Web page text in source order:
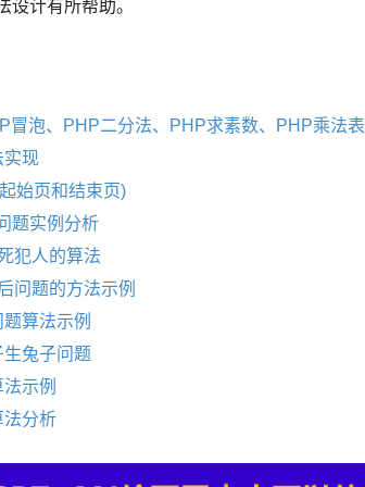
计有所帮助。
冒泡、PHP二分法、PHP求素数、PHP乘法表
实现
始页和结束页)
题实例分析
犯人的算法
问题的方法示例
算法示例
兔子问题
示例
法分析